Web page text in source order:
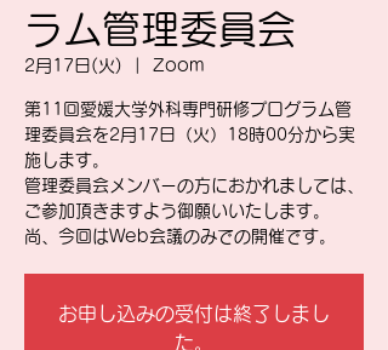
ラム管理委員会
2月17日(火) Zoom
第11回愛媛大学外科専門研修プログラム管
理委員会を2月17日（火）18時00分から実
施します。
管理委員会メンバーの方におかれましては、
ご参加頂きますよう御願いいたします。
尚、今回はWeb会議のみでの開催です。
お申し込みの受付は終了しまし
た。